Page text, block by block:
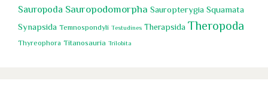
Sauropoda Sauropodomorpha Sauropterygia Squamata
Synapsida Temnospondyli Testudines Therapsida Theropoda
Thyreophora Titanosauria Trilobita